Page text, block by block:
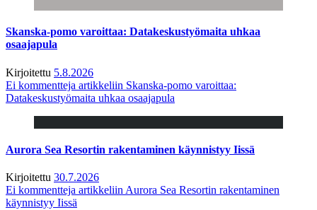
Skanska-pomo varoittaa: Datakeskustyömaita uhkaa
osaajapula
Kirjoitettu 5.8.2026
Ei kommentteja artikkeliin Skanska-pomo varoittaa:
Datakeskustyömaita uhkaa osaajapula
Aurora Sea Resortin rakentaminen käynnistyy Iissä
Kirjoitettu 30.7.2026
Ei kommentteja artikkeliin Aurora Sea Resortin rakentaminen
käynnistyy Iissä